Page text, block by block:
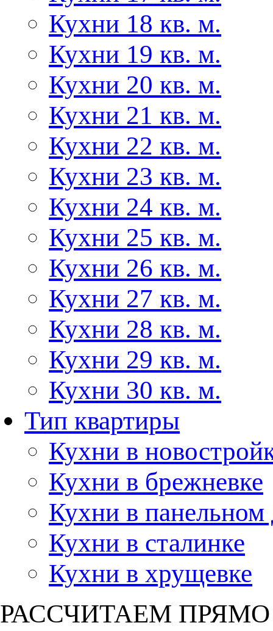
Кухни 18 кв. м.
Кухни 19 кв. м.
Кухни 20 кв. м.
Кухни 21 кв. м.
Кухни 22 кв. м.
Кухни 23 кв. м.
Кухни 24 кв. м.
Кухни 25 кв. м.
Кухни 26 кв. м.
Кухни 27 кв. м.
Кухни 28 кв. м.
Кухни 29 кв. м.
Кухни 30 кв. м.
Тип квартиры
Кухни в
Кухни в брежневке
Кухни в панельном
Кухни в сталинке
Кухни в хрущевке
РАССЧИТАЕМ